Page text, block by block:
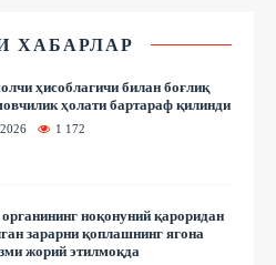
ХАБАРЛАР
ҳисоблагичи билан боғлиқ
ҳолати бартараф қилинди
1 172
ноқонуний қароридан
зарарни қоплашнинг ягона
жорий этилмоқда